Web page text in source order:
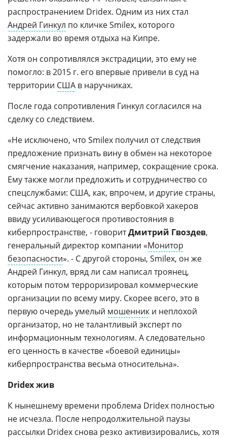
распространением Dridex. Одним из них стал
Андрей Гинкул по кличке Smilex, которого
задержали во время отдыха на Кипре.
Хотя он сопротивлялся экстрадиции, это ему не
помогло: в 2015 г. его впервые привели в суд на
территории США в наручниках.
После года сопротивления Гинкул согласился на
сделку со следствием.
«Не исключено, что Smilex получил от следствия
предложение признать вину в обмен на некоторое
смягчение наказания, например, сокращение срока.
Ему также могли предложить и сотрудничество со
спецслужбами: США, как, впрочем, и другие страны,
сейчас активно занимаются вербовкой хакеров
ввиду усиливающегося противостояния в
киберпространстве, - говоритДмитрий Гвоздев,
генеральный директор компании «Монитор
безопасности». - С другой стороны, Smilex, он же
Андрей Гинкул, вряд ли сам написал троянец,
которым потом терроризировал коммерческие
организации по всему миру. Скорее всего, это в
первую очередь умелый мошенник и неплохой
организатор, но не талантливый эксперт по
информационным технологиям. А следовательно
его ценность в качестве «боевой единицы»
киберпространства весьма относительна».
Dridex жив
К нынешнему времени проблема Dridex полностью
не исчезла. После непродолжительной паузы
рассылки Dridex снова резко активизировались, хотя